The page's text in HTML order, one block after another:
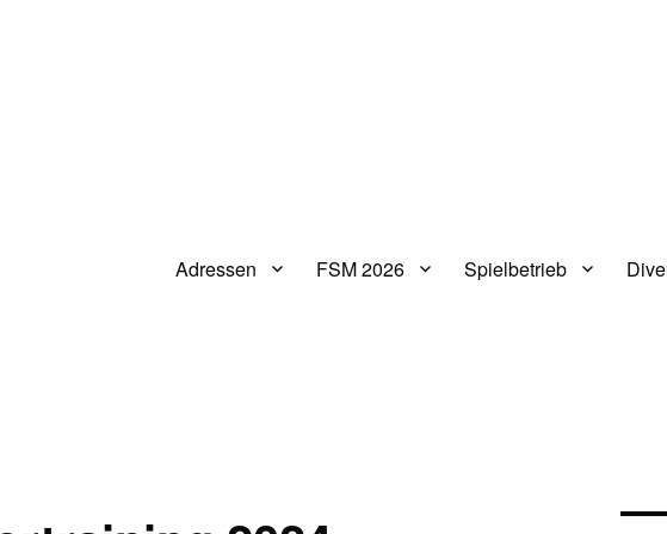
Adressen FSM 2026 Spielbetrieb